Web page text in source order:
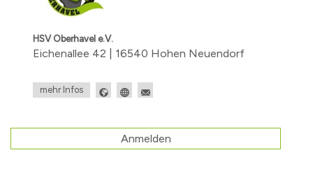
HSV Oberhavel e.V.
Eichenallee 42 | 16540 Hohen Neuendorf
mehr Infos
Anmelden